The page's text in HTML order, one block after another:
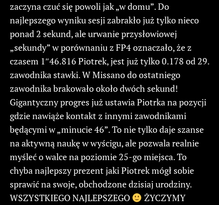
zaczyna czuć się powoli jak „w domu”. Do
najlepszego wyniku sesji zabrakło już tylko nieco
ponad 2 sekund, ale urwanie przysłowiowej
„sekundy” w porównaniu z FP4 oznaczało, że z
czasem 1″46.816 Piotrek, jest już tylko 0.178 od 29.
zawodnika stawki. W Missano do ostatniego
zawodnika brakowało około dwóch sekund!
Gigantyczny progres już ustawia Piotrka na pozycji
gdzie nawiąże kontakt z innymi zawodnikami
będącymi w „minucie 46”. To nie tylko daje szanse
na aktywną naukę w wyścigu, ale pozwala realnie
myśleć o walce na poziomie 25-go miejsca. To
chyba najlepszy prezent jaki Piotrek mógł sobie
sprawić na swoje, obchodzone dzisiaj urodziny.
WSZYSTKIEGO NAJLEPSZEGO
ŻYCZYMY